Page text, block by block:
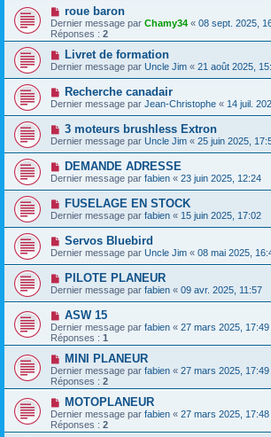
roue baron
Dernier message par Chamy34 « 08 sept. 2025,
Réponses : 2
Livret de formation
Dernier message par Uncle Jim « 21 août 2025,
Recherche canadair
Dernier message par Jean-Christophe « 14 juil.
3 moteurs brushless Extron
Dernier message par Uncle Jim « 25 juin 2025,
DEMANDE ADRESSE
Dernier message par fabien « 23 juin 2025, 12:24
FUSELAGE EN STOCK
Dernier message par fabien « 15 juin 2025, 17:02
Servos Bluebird
Dernier message par Uncle Jim « 08 mai 2025,
PILOTE PLANEUR
Dernier message par fabien « 09 avr. 2025, 11:57
ASW 15
Dernier message par fabien « 27 mars 2025, 17:49
Réponses : 1
MINI PLANEUR
Dernier message par fabien « 27 mars 2025, 17:49
Réponses : 2
MOTOPLANEUR
Dernier message par fabien « 27 mars 2025, 17:48
Réponses : 2